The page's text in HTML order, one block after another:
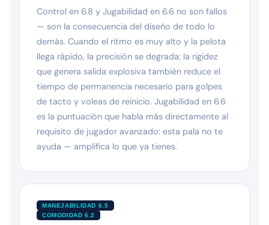
Control en 6.8 y Jugabilidad en 6.6 no son fallos
— son la consecuencia del diseño de todo lo
demás. Cuando el ritmo es muy alto y la pelota
llega rápido, la precisión se degrada; la rigidez
que genera salida explosiva también reduce el
tiempo de permanencia necesario para golpes
de tacto y voleas de reinicio. Jugabilidad en 6.6
es la puntuación que habla más directamente al
requisito de jugador avanzado: esta pala no te
ayuda — amplifica lo que ya tienes.
MANEJABILIDAD 6.5
COMODIDAD 6.2